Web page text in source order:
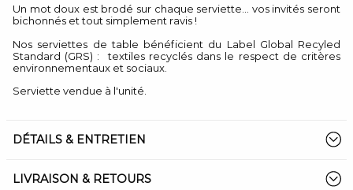
Un mot doux est brodé sur chaque serviette... vos invités seront
bichonnés et tout simplement ravis !
Nos serviettes de table bénéficient du Label Global Recyled
Standard (GRS) : textiles recyclés dans le respect de critères
environnementaux et sociaux.
Serviette vendue à l'unité.
DÉTAILS & ENTRETIEN
LIVRAISON & RETOURS